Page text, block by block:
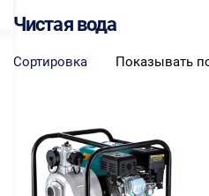
Чистая вода
Сортировка Показывать